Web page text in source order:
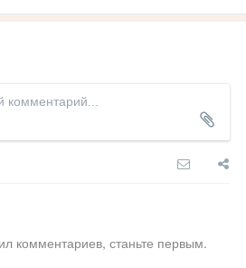
комментариев, станьте первым.